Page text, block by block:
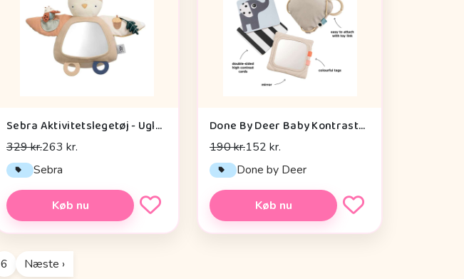
Sebra Aktivitetslegetøj - Uglen Blinky
329 kr.263 kr.
Sebra
Køb nu
Done By Deer Baby Kontrastkortholder - Deer Friends - Sand
190 kr.152 kr.
Done by Deer
Køb nu
6 Næste ›